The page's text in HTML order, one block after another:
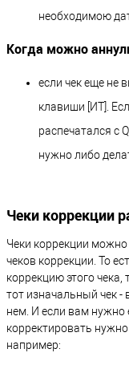
необходимою
Когда можно
если чек еще не
клавиши [ИТ].
распечатался с
нужно либо
Чеки коррекции
Чеки коррекции
чеков коррекции. То
коррекцию этого чека,
тот изначальный чек
нем. И если вам нужно
корректировать
например: